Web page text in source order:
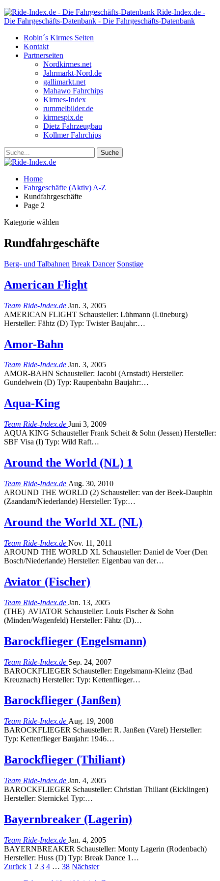
Ride-Index.de -
Die Fahrgeschäfts-Datenbank - Die Fahrgeschäfts-Datenbank
Robin´s Kirmes Seiten
Kontakt
Partnerseiten
Nordkirmes.net
Jahrmarkt-Nord.de
gallimarkt.net
Mahawo Fahrchips
Kirmes-Index
rummelbilder.de
kirmespix.de
Dietz Fahrzeugbau
Kollmer Fahrchips
Home
Fahrgeschäfte (Aktiv) A-Z
Rundfahrgeschäfte
Page 2
Kategorie wählen
Rundfahrgeschäfte
Berg- und Talbahnen Break Dancer Sonstige
American Flight
Team Ride-Index.de Jan. 3, 2005
AMERICAN FLIGHT Schausteller: Lühmann (Lüneburg)
Hersteller: Fähtz (D) Typ: Twister Baujahr:…
Amor-Bahn
Team Ride-Index.de Jan. 3, 2005
AMOR-BAHN Schausteller: Jacobi (Arnstadt) Hersteller:
Gundelwein (D) Typ: Raupenbahn Baujahr:…
Aqua-King
Team Ride-Index.de Juni 3, 2009
AQUA KING Schausteller Frank Scheit & Sohn (Jessen) Hersteller:
SBF Visa (I) Typ: Wild Raft…
Around the World (NL) 1
Team Ride-Index.de Aug. 30, 2010
AROUND THE WORLD (2) Schausteller: van der Beek-Dauphin
(Zaandam/Niederlande) Hersteller: Typ:…
Around the World XL (NL)
Team Ride-Index.de Nov. 11, 2011
AROUND THE WORLD XL Schausteller: Daniel de Voer (Den
Bosch/Niederlande) Hersteller: Eigenbau van der…
Aviator (Fischer)
Team Ride-Index.de Jan. 13, 2005
(THE) AVIATOR Schausteller: Louis Fischer & Sohn
(Minden/Wagenfeld) Hersteller: Fähtz (D)…
Barockflieger (Engelsmann)
Team Ride-Index.de Sep. 24, 2007
BAROCKFLIEGER Schausteller: Engelsmann-Kleinz (Bad
Kreuznach) Hersteller: Typ: Kettenflieger…
Barockflieger (Janßen)
Team Ride-Index.de Aug. 19, 2008
BAROCKFLIEGER Schausteller: R. Janßen (Varel) Hersteller:
Typ: Kettenflieger Baujahr: 1946…
Barockflieger (Thiliant)
Team Ride-Index.de Jan. 4, 2005
BAROCKFLIEGER Schausteller: Christian Thiliant (Eicklingen)
Hersteller: Sternickel Typ:…
Bayernbreaker (Lagerin)
Team Ride-Index.de Jan. 4, 2005
BAYERNBREAKER Schausteller: Monty Lagerin (Rodenbach)
Hersteller: Huss (D) Typ: Break Dance 1…
Zurück 1 2 3 4 … 38 Nächster